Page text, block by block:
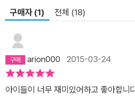
구매자 (1) 전체 (18)
arion000 2015-03-24
아이들이 너무 재미있어하고 좋아합니